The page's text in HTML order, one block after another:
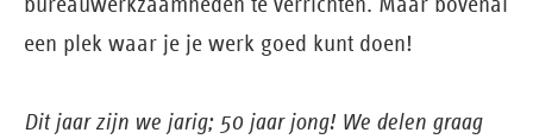
een plek waar je je werk goed kunt doen!
Dit jaar zijn we jarig; 50 jaar jong! We delen graag